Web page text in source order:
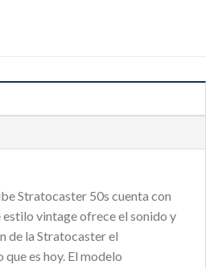
Stratocaster 50s cuenta con
estilo vintage ofrece el sonido y
de la Stratocaster el
es hoy. El modelo